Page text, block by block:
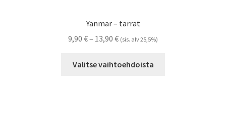
Yanmar – tarrat
9,90 €– 13,90 €Hintaluokka:
-
(sis. alv 25,5%)
Valitse vaihtoehdoista